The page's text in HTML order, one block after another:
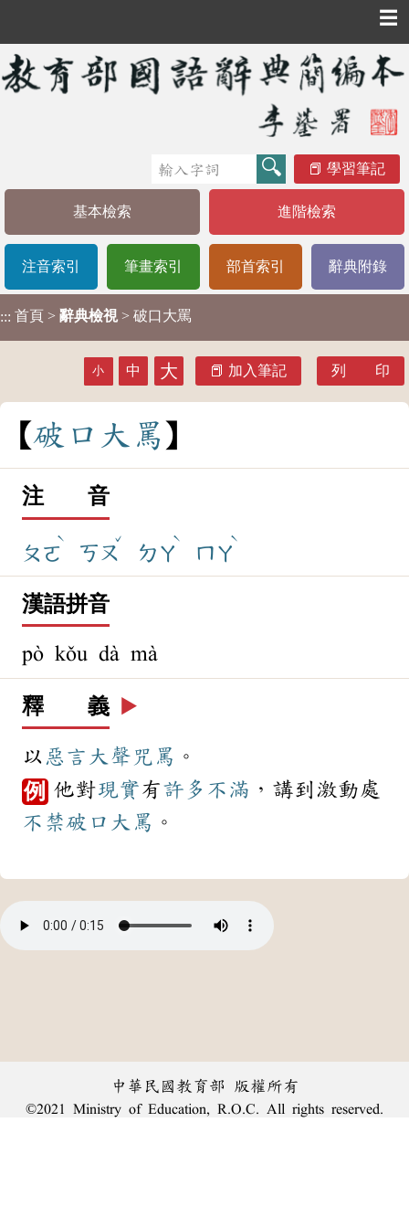
☰
學習筆記
基本檢索 進階檢索
注音索引 筆畫索引 部首索引 辭典附錄
::: 首頁 > 辭典檢視 > 破口大罵
小 中 大 加入筆記 列 印
破 口 大 罵
注 音
ㄆㄛ
ˋ
ㄎㄡ
ˇ
ㄉㄚ
ˋ
ㄇㄚ
ˋ
漢語拼音
pò kǒu dà mà
釋 義 ▶️
以 惡言 大聲 咒罵 。
例 他對現實有許多 不滿 ，講到激動處
不禁破口大罵 。
中華民國教育部 版權所有
©2021 Ministry of Education, R.O.C. All rights reserved.